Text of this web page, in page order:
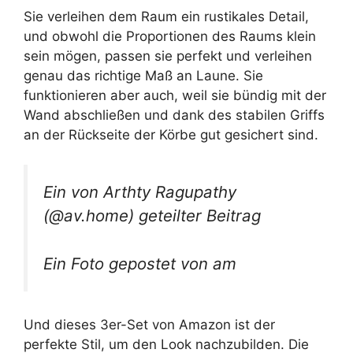
Sie verleihen dem Raum ein rustikales Detail,
und obwohl die Proportionen des Raums klein
sein mögen, passen sie perfekt und verleihen
genau das richtige Maß an Laune. Sie
funktionieren aber auch, weil sie bündig mit der
Wand abschließen und dank des stabilen Griffs
an der Rückseite der Körbe gut gesichert sind.
Ein von Arthty Ragupathy
(@av.home) geteilter Beitrag
Ein Foto gepostet von am
Und dieses 3er-Set von Amazon ist der
perfekte Stil, um den Look nachzubilden. Die